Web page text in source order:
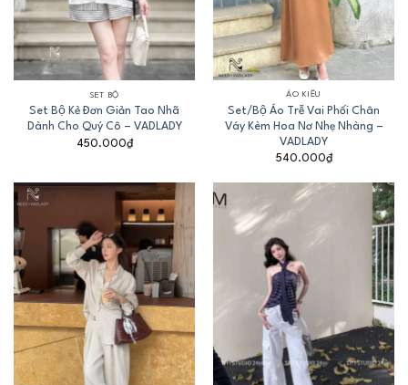
SET BỘ
Set Bộ Kẻ Đơn Giản Tao Nhã
Dành Cho Quý Cô – VADLADY
450.000₫
ÁO KIỂU
Set/Bộ Áo Trễ Vai Phối Chân
Váy Kèm Hoa Nơ Nhẹ Nhàng –
VADLADY
540.000₫